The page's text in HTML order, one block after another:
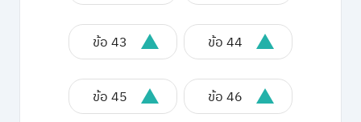
ข้อ 43 ข้อ 44
ข้อ 45 ข้อ 46